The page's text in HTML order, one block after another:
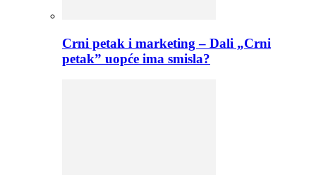
Crni petak i marketing – Dali „Crni
petak” uopće ima smisla?